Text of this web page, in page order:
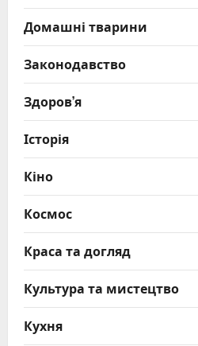
Домашні тварини
Законодавство
Здоров’я
Історія
Кіно
Космос
Краса та догляд
Культура та мистецтво
Кухня